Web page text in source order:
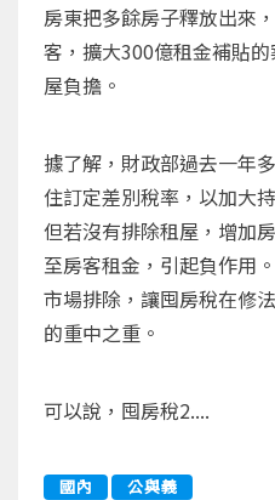
房東把多餘房子釋放出來
客，擴大300億租金補貼
屋負擔。
據了解，財政部過去一年
住訂定差別稅率，以加大
但若沒有排除租屋，增加
至房客租金，引起負作用
市場排除，讓囤房稅在修
的重中之重。
可以說，囤房稅2....
國內 公與義